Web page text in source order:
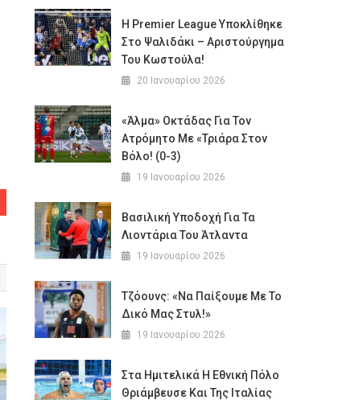
Η Premier League Υποκλίθηκε
Στο Ψαλιδάκι – Αριστούργημα
Του Κωστούλα!
20 Ιανουαρίου 2026
«Άλμα» Οκτάδας Για Τον
Ατρόμητο Με «τριάρα Στον
Βόλο! (0-3)
19 Ιανουαρίου 2026
Βασιλική Υποδοχή Για Τα
Λιοντάρια Του Άτλαντα
19 Ιανουαρίου 2026
Τζόουνς: «Να Παίξουμε Με Το
Δικό Μας Στυλ!»
19 Ιανουαρίου 2026
Στα Ημιτελικά Η Εθνική Πόλο
Θριάμβευσε Και Της Ιταλίας